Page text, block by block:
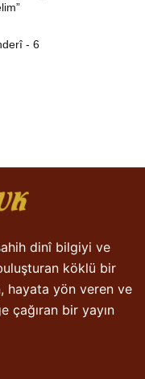
- 6
dinî bilgiyi ve
köklü bir
hayata yön veren ve
çağıran bir yayın